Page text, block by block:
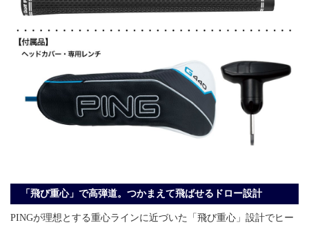
「飛び重心」で高弾道。つかまえて飛ばせるドロー設計
PINGが理想とする重心ラインに近づいた「飛び重心」設計でヒー